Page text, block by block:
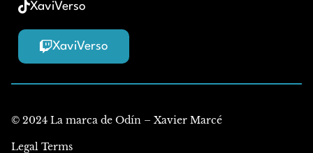
XaviVerso
XaviVerso
© 2024 La marca de Odín – Xavier Marcé
Legal Terms